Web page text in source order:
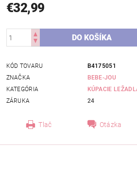
€32,99
KÓD TOVARU
B4175051
ZNAČKA
BEBE-JOU
KATEGÓRIA
KÚPACIE
ZÁRUKA
24
Tlač Otázka